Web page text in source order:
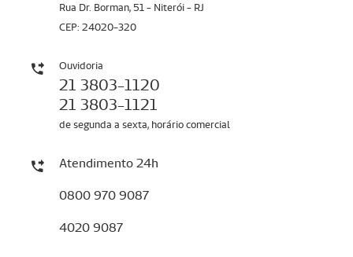
Rua Dr. Borman, 51 - Niterói - RJ
CEP: 24020-320
Ouvidoria
21 3803-1120
21 3803-1121
de segunda a sexta, horário comercial
Atendimento 24h
0800 970 9087
4020 9087